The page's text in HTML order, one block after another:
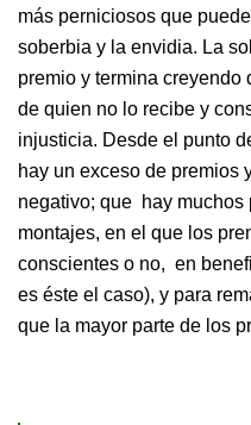
más perniciosos que
soberbia y la envidia. La
premio y termina creyendo
de quien no lo recibe y
injusticia. Desde el punto
hay un exceso de premios
negativo; que hay muchos
montajes, en el que los
conscientes o no, en
es éste el caso), y para
que la mayor parte de los